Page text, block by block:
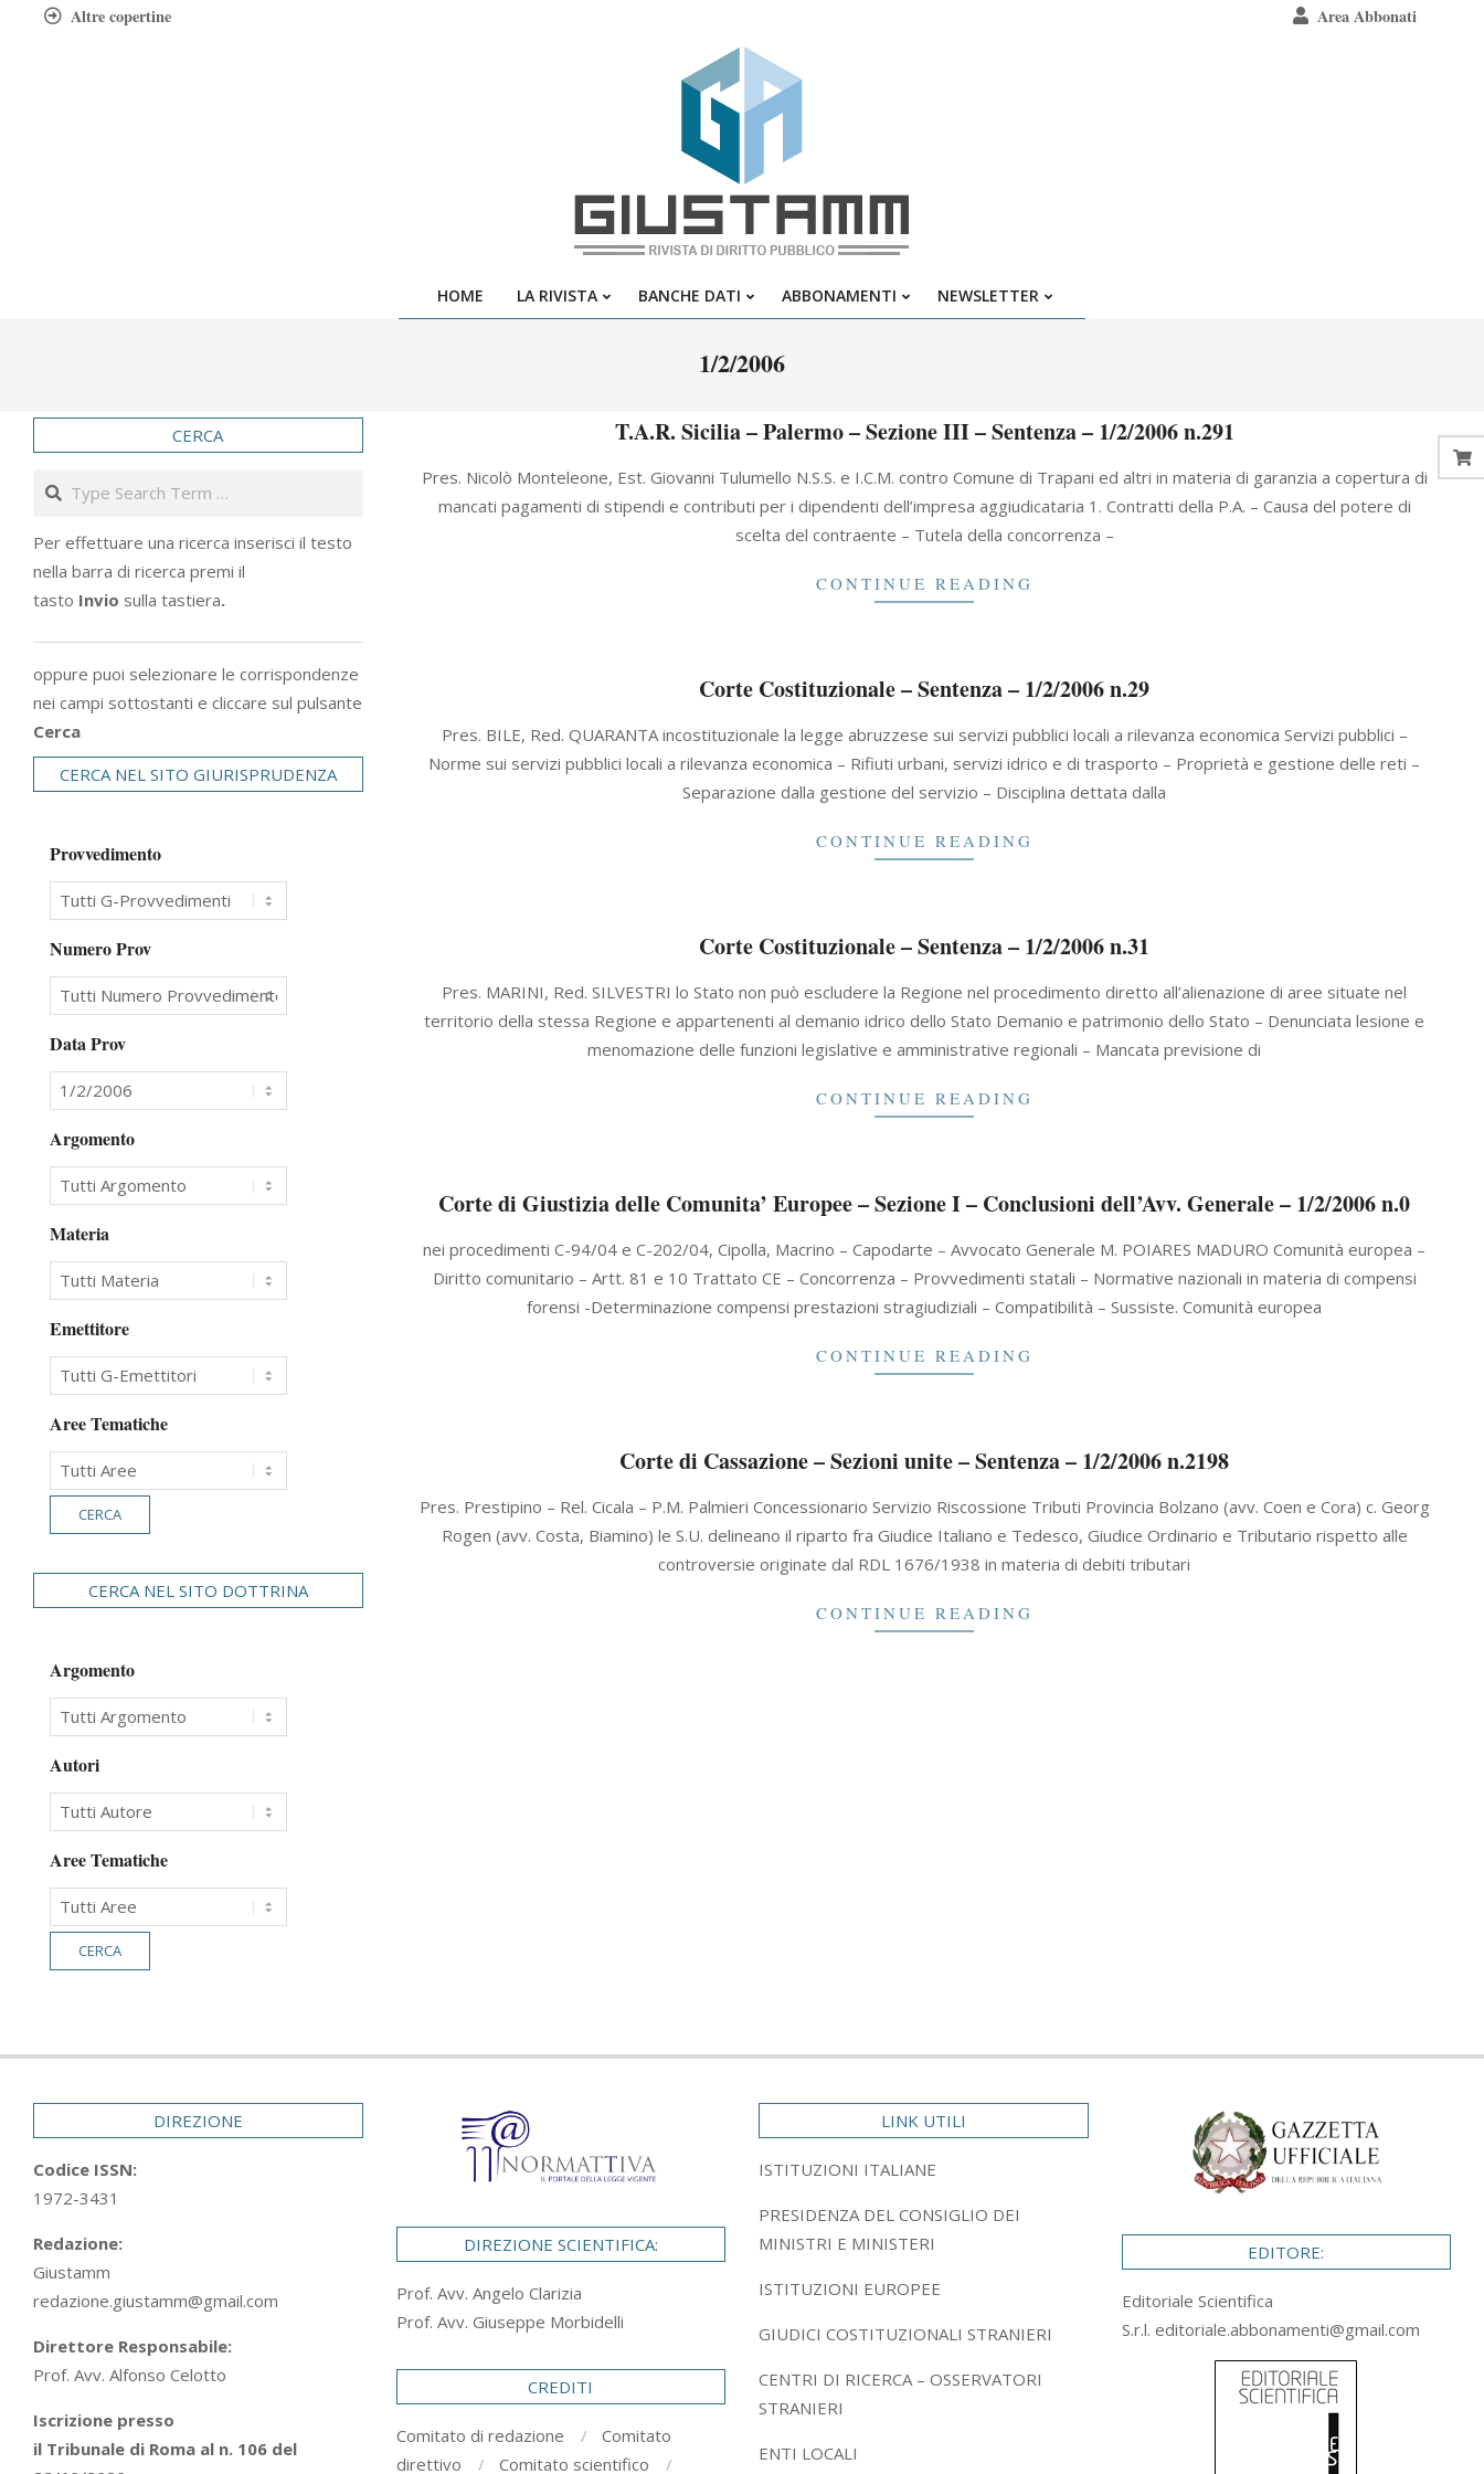
Altre copertine Area Abbonati
Giustamm
Primary
Menu
HOME LA RIVISTA BANCHE DATI ABBONAMENTI NEWSLETTER
1/2/2006
T.A.R. Sicilia – Palermo – Sezione III – Sentenza – 1/2/2006 n.291
02-
Pres. Nicolò Monteleone, Est. Giovanni Tulumello N.S.S. e I.C.M. contro Comune di Trapani ed altri in materia di garanzia a copertura di
mancati pagamenti di stipendi e contributi per i dipendenti dell’impresa aggiudicataria 1. Contratti della P.A. – Causa del potere di
scelta del contraente – Tutela della concorrenza –
CONTINUE READING
Corte Costituzionale – Sentenza – 1/2/2006 n.29
01
Pres. BILE, Red. QUARANTA incostituzionale la legge abruzzese sui servizi pubblici locali a rilevanza economica Servizi pubblici –
Norme sui servizi pubblici locali a rilevanza economica – Rifiuti urbani, servizi idrico e di trasporto – Proprietà e gestione delle reti –
Separazione dalla gestione del servizio – Disciplina dettata dalla
CONTINUE READING
Corte Costituzionale – Sentenza – 1/2/2006 n.31
01
Pres. MARINI, Red. SILVESTRI lo Stato non può escludere la Regione nel procedimento diretto all’alienazione di aree situate nel
territorio della stessa Regione e appartenenti al demanio idrico dello Stato Demanio e patrimonio dello Stato – Denunciata lesione e
menomazione delle funzioni legislative e amministrative regionali – Mancata previsione di
CONTINUE READING
Corte di Giustizia delle Comunita’ Europee – Sezione I – Conclusioni dell’Avv. Generale – 1/2/2006 n.0
02-
nei procedimenti C-94/04 e C-202/04, Cipolla, Macrino – Capodarte – Avvocato Generale M. POIARES MADURO Comunità europea –
Diritto comunitario – Artt. 81 e 10 Trattato CE – Concorrenza – Provvedimenti statali – Normative nazionali in materia di compensi
forensi -Determinazione compensi prestazioni stragiudiziali – Compatibilità – Sussiste. Comunità europea
CONTINUE READING
Corte di Cassazione – Sezioni unite – Sentenza – 1/2/2006 n.2198
02-
Pres. Prestipino – Rel. Cicala – P.M. Palmieri Concessionario Servizio Riscossione Tributi Provincia Bolzano (avv. Coen e Cora) c. Georg
Rogen (avv. Costa, Biamino) le S.U. delineano il riparto fra Giudice Italiano e Tedesco, Giudice Ordinario e Tributario rispetto alle
controversie originate dal RDL 1676/1938 in materia di debiti tributari
CONTINUE READING
CERCA
Search
Per effettuare una ricerca inserisci il testo
nella barra di ricerca premi il
tasto Invio sulla tastiera.
oppure puoi selezionare le corrispondenze
nei campi sottostanti e cliccare sul pulsante
Cerca
CERCA NEL SITO GIURISPRUDENZA
Provvedimento
Numero Prov
Data Prov
Argomento
Materia
Emettitore
Aree Tematiche
CERCA NEL SITO DOTTRINA
Argomento
Autori
Aree Tematiche
DIREZIONE
Codice ISSN:
1972-3431
Redazione:
Giustamm
redazione.giustamm@gmail.com
Direttore Responsabile:
Prof. Avv. Alfonso Celotto
Iscrizione presso
il Tribunale di Roma al n. 106 del
DIREZIONE SCIENTIFICA:
Prof. Avv. Angelo Clarizia
Prof. Avv. Giuseppe Morbidelli
CREDITI
Comitato di redazione
Comitato
direttivo
Comitato scientifico
LINK UTILI
ISTITUZIONI ITALIANE
PRESIDENZA DEL CONSIGLIO DEI
MINISTRI E MINISTERI
ISTITUZIONI EUROPEE
GIUDICI COSTITUZIONALI STRANIERI
CENTRI DI RICERCA – OSSERVATORI
STRANIERI
ENTI LOCALI
EDITORE:
Editoriale Scientifica
S.r.l. editoriale.abbonamenti@gmail.com